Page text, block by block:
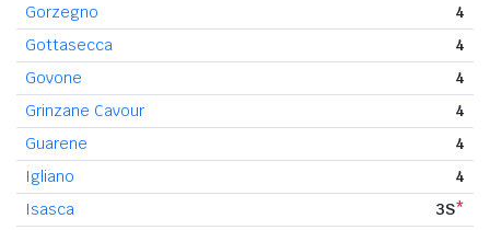
Gorzegno
4
Gottasecca
4
Govone
4
Grinzane Cavour
4
Guarene
4
Igliano
4
Isasca
3S*